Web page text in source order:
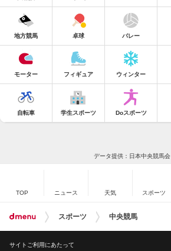
地方競馬 卓球 バレー
モーター フィギュア ウィンター
自転車 学生スポーツ Doスポーツ
データ提供：日本中央競馬会
TOP ニュース 天気 スポーツ
スポーツ 中央競馬
サイトご利用にあたって